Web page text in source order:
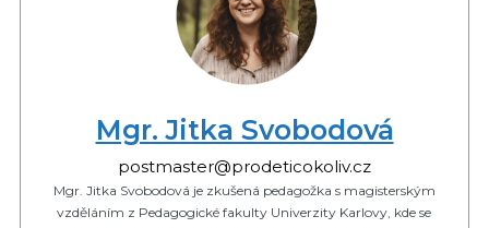
Mgr. Jitka Svobodová
postmaster@prodeticokoliv.cz
Mgr. Jitka Svobodová je zkušená pedagožka s magisterským
vzděláním z Pedagogické fakulty Univerzity Karlovy, kde se